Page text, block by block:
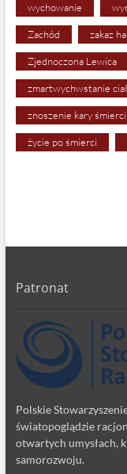
wychowanie
Zachód zakaz
Zjednoczona Lewica
zmartwychwstanie ciał
znoszenie kary śmierci
życie po śmierci
Patronat
Polskie
światopoglądzie
otwartych umysłach,
samorozwoju.